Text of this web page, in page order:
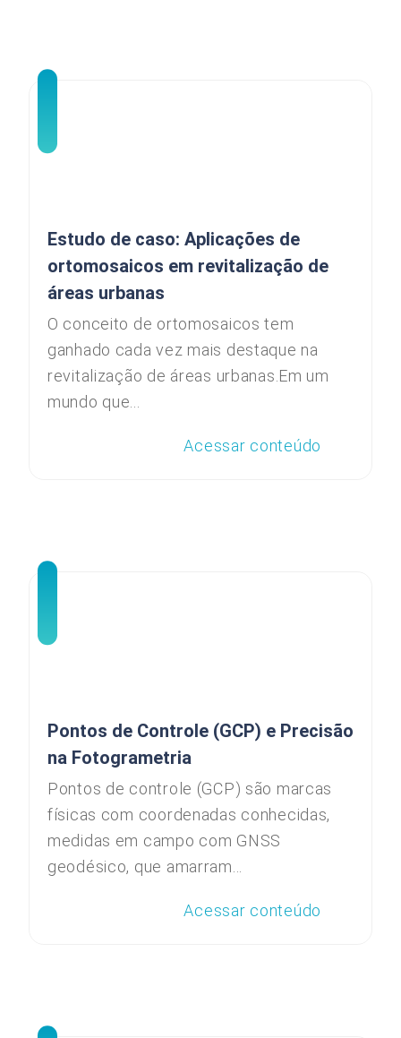
Estudo de caso: Aplicações de
ortomosaicos em revitalização de
áreas urbanas
O conceito de ortomosaicos tem
ganhado cada vez mais destaque na
revitalização de áreas urbanas.Em um
mundo que...
Acessar conteúdo
Pontos de Controle (GCP) e Precisão
na Fotogrametria
Pontos de controle (GCP) são marcas
físicas com coordenadas conhecidas,
medidas em campo com GNSS
geodésico, que amarram...
Acessar conteúdo